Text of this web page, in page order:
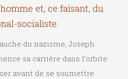
et, ce faisant, du
socialiste.
du nazisme, Joseph
sa carrière dans l’orbite
avant de se soumettre